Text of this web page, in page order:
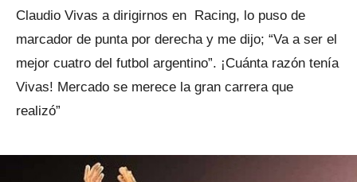
Claudio Vivas a dirigirnos en Racing, lo puso de
marcador de punta por derecha y me dijo; “Va a ser el
mejor cuatro del futbol argentino”. ¡Cuánta razón tenía
Vivas! Mercado se merece la gran carrera que
realizó”